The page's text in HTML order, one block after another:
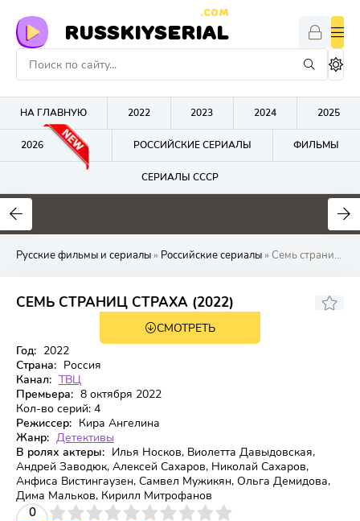
RUSSKIYSERIAL
.COM
НА ГЛАВНУЮ 2022 2023 2024 2025
2026 РОССИЙСКИЕ СЕРИАЛЫ ФИЛЬМЫ
СЕРИАЛЫ СССР
0
Русские фильмы и сериалы» Российские сериалы» Семь страниц
СЕМЬ СТРАНИЦ СТРАХА (2022)
СМОТРЕТЬ
Год: 2022
Страна: Россия
Канал: ТВЦ
Премьера: 8 октября 2022
Кол-во серий: 4
Режиссер: Кира Ангелина
Жанр: Детективы
В ролях актеры: Илья Носков, Виолетта Давыдовская,
Андрей Заводюк, Алексей Сахаров, Николай Сахаров,
Анфиса Вистингаузен, Самвел Мужикян, Ольга Демидова,
Дима Мальков, Кирилл Митрофанов
0
4 5 6 7 8 9 10